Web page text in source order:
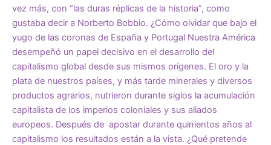
vez más, con “las duras réplicas de la historia”, como
gustaba decir a Norberto Bobbio. ¿Cómo olvidar que bajo el
yugo de las coronas de España y Portugal Nuestra América
desempeñó un papel decisivo en el desarrollo del
capitalismo global desde sus mismos orígenes. El oro y la
plata de nuestros países, y más tarde minerales y diversos
productos agrarios, nutrieron durante siglos la acumulación
capitalista de los imperios coloniales y sus aliados
europeos. Después de apostar durante quinientos años al
capitalismo los resultados están a la vista. ¿Qué pretende